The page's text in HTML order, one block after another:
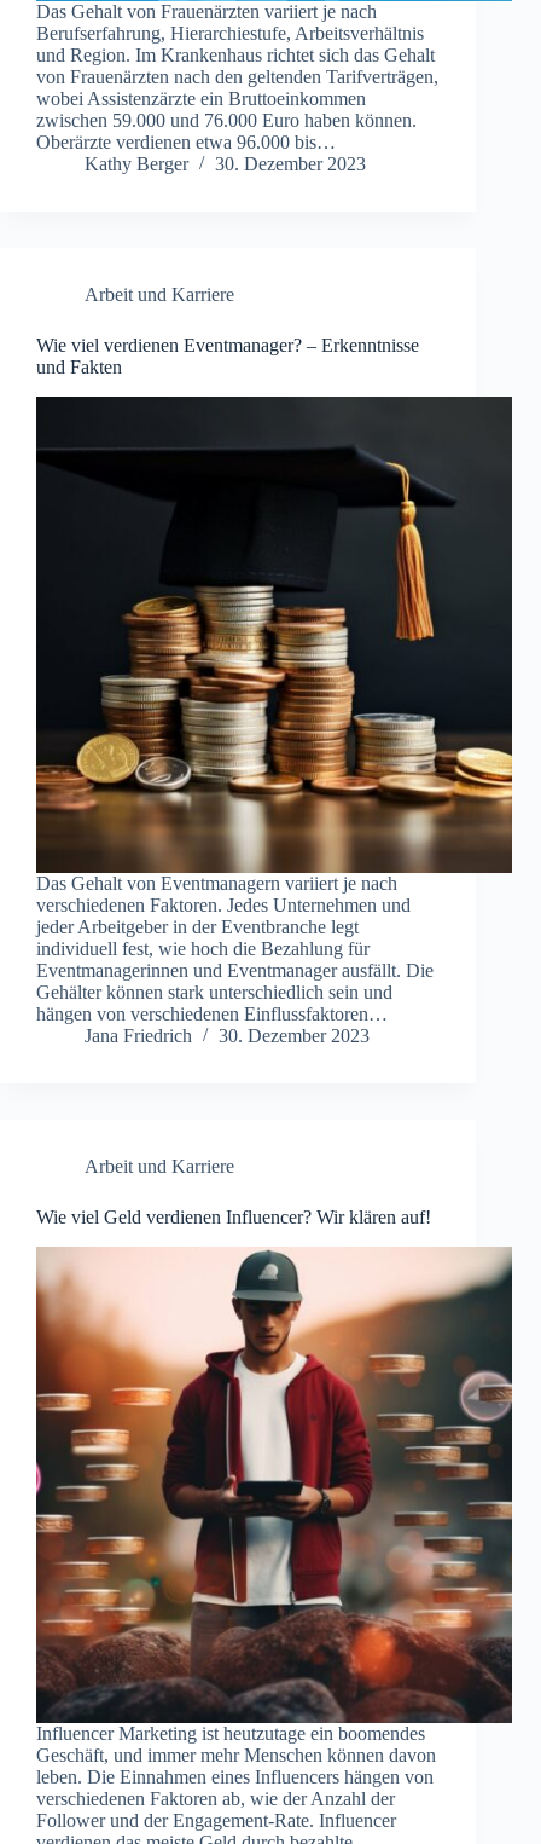
Das Gehalt von Frauenärzten variiert je nach
Berufserfahrung, Hierarchiestufe, Arbeitsverhältnis
und Region. Im Krankenhaus richtet sich das Gehalt
von Frauenärzten nach den geltenden Tarifverträgen,
wobei Assistenzärzte ein Bruttoeinkommen
zwischen 59.000 und 76.000 Euro haben können.
Oberärzte verdienen etwa 96.000 bis…
Kathy Berger
30. Dezember 2023
Arbeit und Karriere
Wie viel verdienen Eventmanager? – Erkenntnisse
und Fakten
Das Gehalt von Eventmanagern variiert je nach
verschiedenen Faktoren. Jedes Unternehmen und
jeder Arbeitgeber in der Eventbranche legt
individuell fest, wie hoch die Bezahlung für
Eventmanagerinnen und Eventmanager ausfällt. Die
Gehälter können stark unterschiedlich sein und
hängen von verschiedenen Einflussfaktoren…
Jana Friedrich
30. Dezember 2023
Arbeit und Karriere
Wie viel Geld verdienen Influencer? Wir klären auf!
Influencer Marketing ist heutzutage ein boomendes
Geschäft, und immer mehr Menschen können davon
leben. Die Einnahmen eines Influencers hängen von
verschiedenen Faktoren ab, wie der Anzahl der
Follower und der Engagement-Rate. Influencer